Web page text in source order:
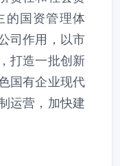
的国资管理体
司作用，以市
打造一批创新
国有企业现代
运营，加快建